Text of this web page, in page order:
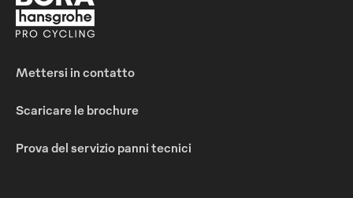
Mettersi in contatto
Scaricare le brochure
Prova del servizio panni tecnici